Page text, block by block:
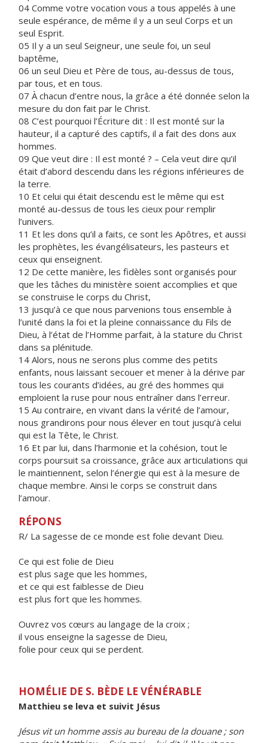
04 Comme votre vocation vous a tous appelés à une
seule espérance, de même il y a un seul Corps et un
seul Esprit.
05 Il y a un seul Seigneur, une seule foi, un seul
baptême,
06 un seul Dieu et Père de tous, au-dessus de tous,
par tous, et en tous.
07 À chacun d’entre nous, la grâce a été donnée selon la
mesure du don fait par le Christ.
08 C’est pourquoi l’Écriture dit : Il est monté sur la
hauteur, il a capturé des captifs, il a fait des dons aux
hommes.
09 Que veut dire : Il est monté ? – Cela veut dire qu’il
était d’abord descendu dans les régions inférieures de
la terre.
10 Et celui qui était descendu est le même qui est
monté au-dessus de tous les cieux pour remplir
l’univers.
11 Et les dons qu’il a faits, ce sont les Apôtres, et aussi
les prophètes, les évangélisateurs, les pasteurs et
ceux qui enseignent.
12 De cette manière, les fidèles sont organisés pour
que les tâches du ministère soient accomplies et que
se construise le corps du Christ,
13 jusqu’à ce que nous parvenions tous ensemble à
l’unité dans la foi et la pleine connaissance du Fils de
Dieu, à l’état de l’Homme parfait, à la stature du Christ
dans sa plénitude.
14 Alors, nous ne serons plus comme des petits
enfants, nous laissant secouer et mener à la dérive par
tous les courants d’idées, au gré des hommes qui
emploient la ruse pour nous entraîner dans l’erreur.
15 Au contraire, en vivant dans la vérité de l’amour,
nous grandirons pour nous élever en tout jusqu’à celui
qui est la Tête, le Christ.
16 Et par lui, dans l’harmonie et la cohésion, tout le
corps poursuit sa croissance, grâce aux articulations qui
le maintiennent, selon l’énergie qui est à la mesure de
chaque membre. Ainsi le corps se construit dans
l’amour.
RÉPONS
R/ La sagesse de ce monde est folie devant Dieu.
Ce qui est folie de Dieu
est plus sage que les hommes,
et ce qui est faiblesse de Dieu
est plus fort que les hommes.
Ouvrez vos cœurs au langage de la croix ;
il vous enseigne la sagesse de Dieu,
folie pour ceux qui se perdent.
HOMÉLIE DE S. BÈDE LE VÉNÉRABLE
Matthieu se leva et suivit Jésus
Jésus vit un homme assis au bureau de la douane ; son